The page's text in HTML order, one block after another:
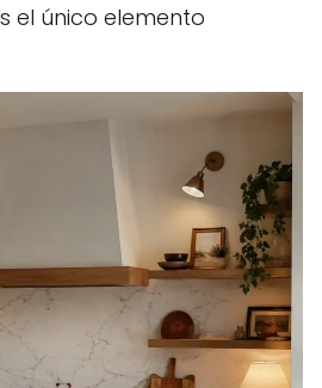
el único elemento